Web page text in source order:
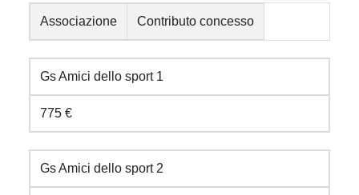
Associazione Contributo concesso
Gs Amici dello sport 1
775 €
Gs Amici dello sport 2